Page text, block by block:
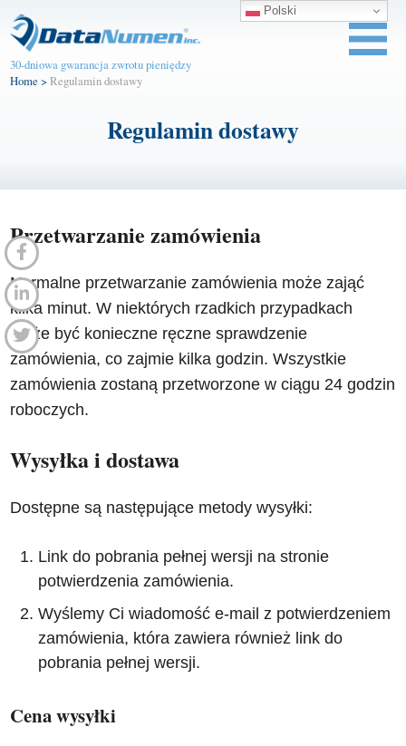
30-dniowa gwarancja zwrotu pieniędzy
Home >Regulamin dostawy
Regulamin dostawy
Przetwarzanie zamówienia
Normalne przetwarzanie zamówienia może zająć
kilka minut. W niektórych rzadkich przypadkach
może być konieczne ręczne sprawdzenie
zamówienia, co zajmie kilka godzin. Wszystkie
zamówienia zostaną przetworzone w ciągu 24 godzin
roboczych.
Wysyłka i dostawa
Dostępne są następujące metody wysyłki:
Link do pobrania pełnej wersji na stronie
potwierdzenia zamówienia.
Wyślemy Ci wiadomość e-mail z potwierdzeniem
zamówienia, która zawiera również link do
pobrania pełnej wersji.
Cena wysyłki
Polski